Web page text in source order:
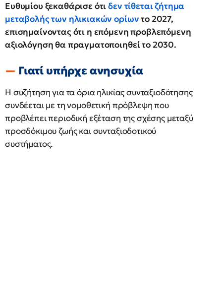
Ευθυμίου ξεκαθάρισε ότιδεν τίθεται ζήτημα
μεταβολής των ηλικιακών ορίωντο 2027,
επισημαίνοντας ότι η επόμενη προβλεπόμενη
αξιολόγηση θα πραγματοποιηθεί το 2030.
Γιατί υπήρχε ανησυχία
Η συζήτηση για τα όρια ηλικίας συνταξιοδότησης
συνδέεται με τη νομοθετική πρόβλεψη που
προβλέπει περιοδική εξέταση της σχέσης μεταξύ
προσδόκιμου ζωής και συνταξιοδοτικού
συστήματος.